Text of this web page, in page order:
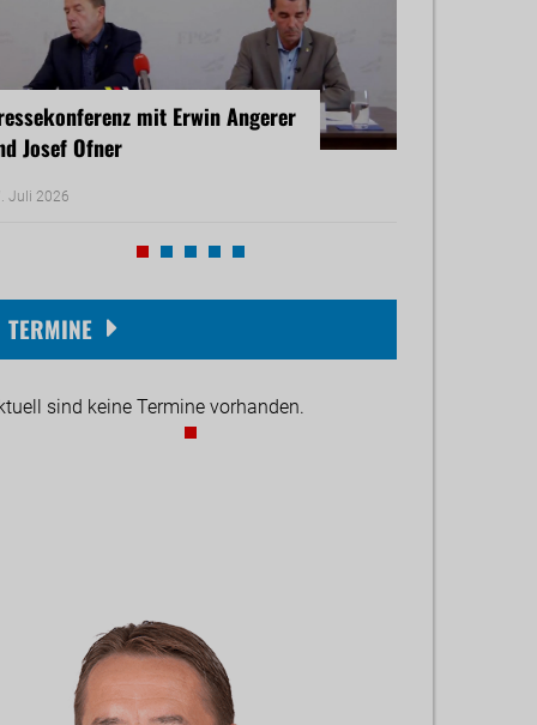
mit Erwin Angerer
Josef Ofner
Juli 2026
Michael Reiner
TERMINE
sind keine Termine vorhanden.